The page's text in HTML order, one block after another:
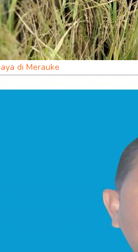
di Merauke